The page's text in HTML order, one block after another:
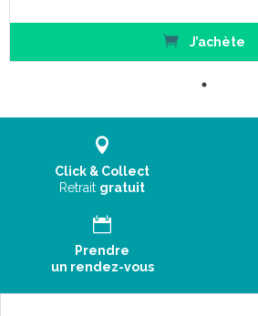
J’achète
Click & Collect
Retrait gratuit
Prendre
un rendez-vous